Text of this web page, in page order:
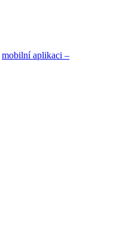
mobilní aplikaci –